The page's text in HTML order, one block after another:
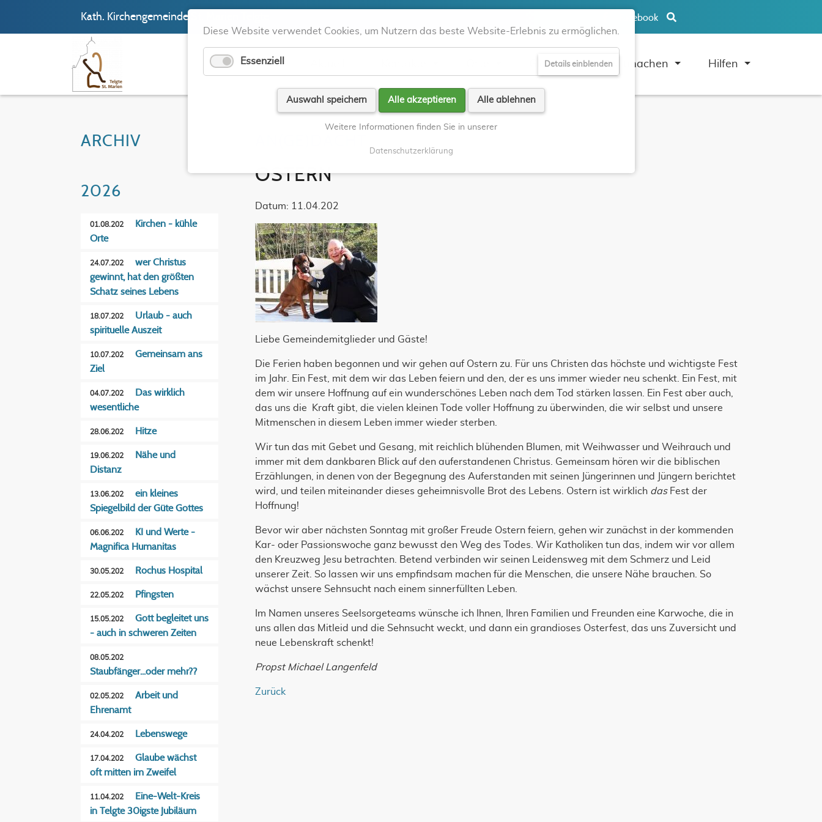
Kath. Kirchengemeinde St. Marien Telgte Facebook
Glauben Mitmachen Hilfen
OSTERN
Datum: 11.04.202
Liebe Gemeindemitglieder und Gäste!
Die Ferien haben begonnen und wir gehen auf Ostern zu. Für uns Christen das höchste und wichtigste Fest
im Jahr. Ein Fest, mit dem wir das Leben feiern und den, der es uns immer wieder neu schenkt. Ein Fest, mit
dem wir unsere Hoffnung auf ein wunderschönes Leben nach dem Tod stärken lassen. Ein Fest aber auch,
das uns die Kraft gibt, die vielen kleinen Tode voller Hoffnung zu überwinden, die wir selbst und unsere
Mitmenschen in diesem Leben immer wieder sterben.
Wir tun das mit Gebet und Gesang, mit reichlich blühenden Blumen, mit Weihwasser und Weihrauch und
immer mit dem dankbaren Blick auf den auferstandenen Christus. Gemeinsam hören wir die biblischen
Erzählungen, in denen von der Begegnung des Auferstanden mit seinen Jüngerinnen und Jüngern berichtet
wird, und teilen miteinander dieses geheimnisvolle Brot des Lebens. Ostern ist wirklich dasFest der
Hoffnung!
Bevor wir aber nächsten Sonntag mit großer Freude Ostern feiern, gehen wir zunächst in der kommenden
Kar- oder Passionswoche ganz bewusst den Weg des Todes. Wir Katholiken tun das, indem wir vor allem
den Kreuzweg Jesu betrachten. Betend verbinden wir seinen Leidensweg mit dem Schmerz und Leid
unserer Zeit. So lassen wir uns empfindsam machen für die Menschen, die unsere Nähe brauchen. So
wächst unsere Sehnsucht nach einem sinnerfüllten Leben.
Im Namen unseres Seelsorgeteams wünsche ich Ihnen, Ihren Familien und Freunden eine Karwoche, die in
uns allen das Mitleid und die Sehnsucht weckt, und dann ein grandioses Osterfest, das uns Zuversicht und
neue Lebenskraft schenkt!
Propst Michael Langenfeld
Zurück
ARCHIV
2026
01.08.202
Kirchen - kühle
Orte
24.07.202
wer Christus
gewinnt, hat den größten
Schatz seines Lebens
18.07.202
Urlaub - auch
spirituelle Auszeit
10.07.202
Gemeinsam ans
Ziel
04.07.202
Das wirklich
wesentliche
28.06.202 Hitze
19.06.202
Nähe und
Distanz
13.06.202
ein kleines
Spiegelbild der Güte Gottes
06.06.202
KI und Werte -
Magnifica Humanitas
30.05.202 Rochus Hospital
22.05.202 Pfingsten
15.05.202
Gott begleitet uns
- auch in schweren Zeiten
08.05.202
Staubfänger...oder mehr??
02.05.202
Arbeit und
Ehrenamt
24.04.202 Lebenswege
17.04.202
Glaube wächst
oft mitten im Zweifel
11.04.202
Eine-Welt-Kreis
in Telgte 30igste Jubiläum
Diese Website verwendet Cookies, um Nutzern das beste Website-Erlebnis zu ermöglichen.
Essenziell Details einblenden
Auswahl speichern Alle akzeptieren Alle ablehnen
Weitere Informationen finden Sie in unserer
Datenschutzerklärung